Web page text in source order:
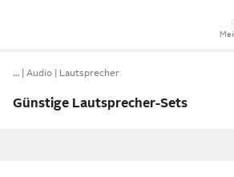
… Audio Lautsprecher
Günstige Lautsprecher-Sets